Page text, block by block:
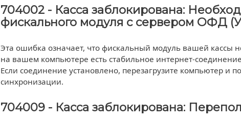
704002 - Касса заблокирована:
фискального модуля с сервером ОФД
Эта ошибка означает, что фискальный модуль вашей кассы
на вашем компьютере есть стабильное интернет-
Если соединение установлено, перезагрузите компьютер и
синхронизации.
704009 - Касса заблокирована: